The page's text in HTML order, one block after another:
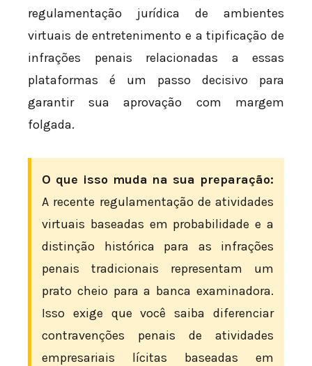
regulamentação jurídica de ambientes
virtuais de entretenimento e a tipificação de
infrações penais relacionadas a essas
plataformas é um passo decisivo para
garantir sua aprovação com margem
folgada.
O que isso muda na sua preparação:
A recente regulamentação de atividades
virtuais baseadas em probabilidade e a
distinção histórica para as infrações
penais tradicionais representam um
prato cheio para a banca examinadora.
Isso exige que você saiba diferenciar
contravenções penais de atividades
empresariais lícitas baseadas em